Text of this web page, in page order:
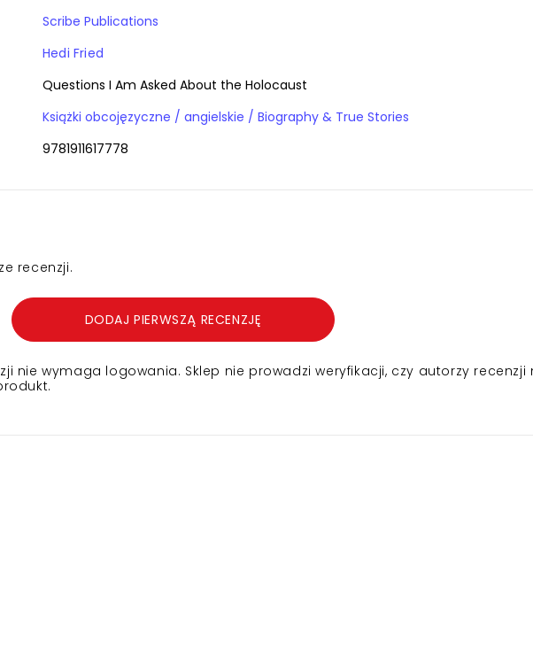
Scribe Publications
Hedi Fried
Questions I Am Asked About the Holocaust
Książki obcojęzyczne / angielskie / Biography & True Stories
9781911617778
recenzji.
DODAJ PIERWSZĄ RECENZJĘ
nie wymaga logowania. Sklep nie prowadzi weryfikacji, czy autorzy recenzji